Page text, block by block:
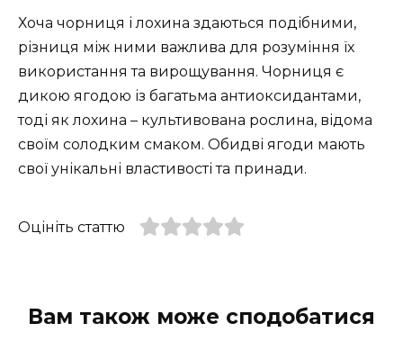
Хоча чорниця і лохина здаються подібними,
різниця між ними важлива для розуміння їх
використання та вирощування. Чорниця є
дикою ягодою із багатьма антиоксидантами,
тоді як лохина – культивована рослина, відома
своїм солодким смаком. Обидві ягоди мають
свої унікальні властивості та принади.
Оцініть статтю
Вам також може сподобатися